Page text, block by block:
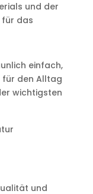
und der
für das
einfach,
für den Alltag
wichtigsten
und